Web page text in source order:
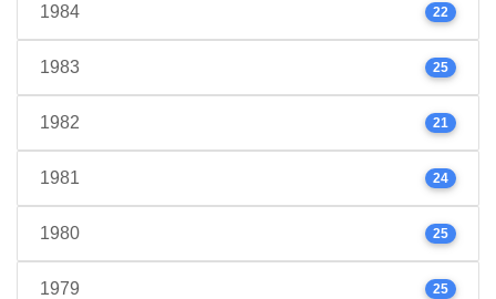
1984 22
1983 25
1982 21
1981 24
1980 25
1979 25